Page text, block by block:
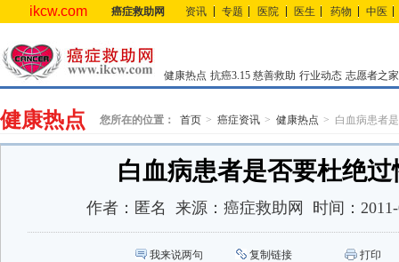
ikcw.com 癌症救助网 资讯 专题 医院 医生 药物 中医
健康热点 抗癌3.15 慈善救助 行业动态 志愿者之家
健康热点 您所在的位置： 首页 癌症资讯 健康热点 白血病患者
白血病患者是否要杜绝过
作者： 匿名 来源： 癌症救助网 时间：
我来说两句 复制链接 打印